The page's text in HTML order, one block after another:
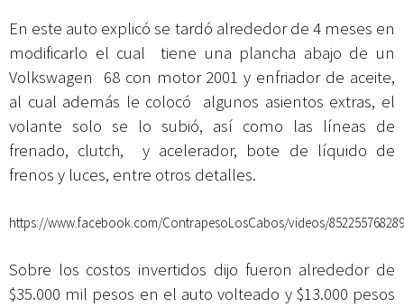
En este auto explicó se tardó alrededor de 4 meses en
modificarlo el cual tiene una plancha abajo de un
Volkswagen 68 con motor 2001 y enfriador de aceite,
al cual además le colocó algunos asientos extras, el
volante solo se lo subió, así como las líneas de
frenado, clutch, y acelerador, bote de líquido de
frenos y luces, entre otros detalles.
https://www.facebook.com/ContrapesoLosCabos/videos/
Sobre los costos invertidos dijo fueron alrededor de
$35.000 mil pesos en el auto volteado y $13.000 pesos